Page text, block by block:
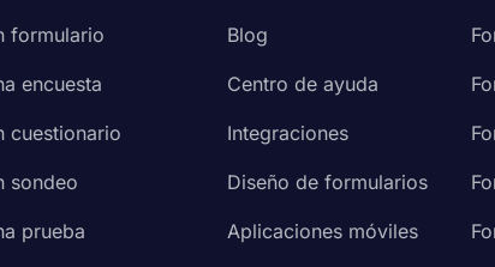
formulario
encuesta
cuestionario
sondeo
prueba
Blog
Centro de ayuda
Integraciones
Diseño de formularios
Aplicaciones móviles